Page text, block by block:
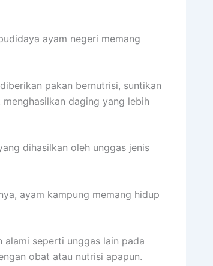
ayam negeri memang
pakan bernutrisi, suntikan
daging yang lebih
dihasilkan oleh unggas jenis
ayam kampung memang hidup
alami seperti unggas lain pada
obat atau nutrisi apapun.